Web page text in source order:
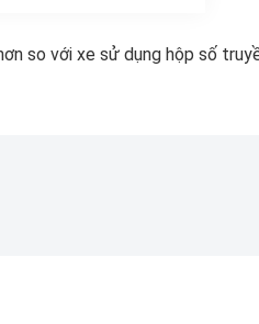
so với xe sử dụng hộp số